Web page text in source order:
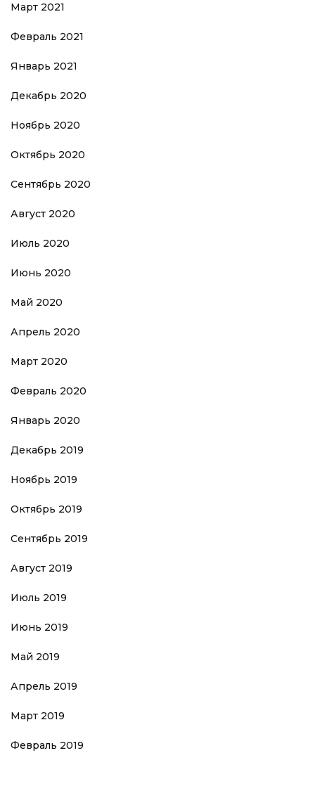
Март 2021
Февраль 2021
Январь 2021
Декабрь 2020
Ноябрь 2020
Октябрь 2020
Сентябрь 2020
Август 2020
Июль 2020
Июнь 2020
Май 2020
Апрель 2020
Март 2020
Февраль 2020
Январь 2020
Декабрь 2019
Ноябрь 2019
Октябрь 2019
Сентябрь 2019
Август 2019
Июль 2019
Июнь 2019
Май 2019
Апрель 2019
Март 2019
Февраль 2019